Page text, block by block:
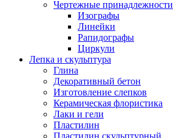
Чертежные принадлежности
Изографы
Линейки
Рапидографы
Циркули
Лепка и скульптура
Глина
Декоративный бетон
Изготовление слепков
Керамическая флористика
Лаки и гели
Пластилин
Пластилин скульптурный